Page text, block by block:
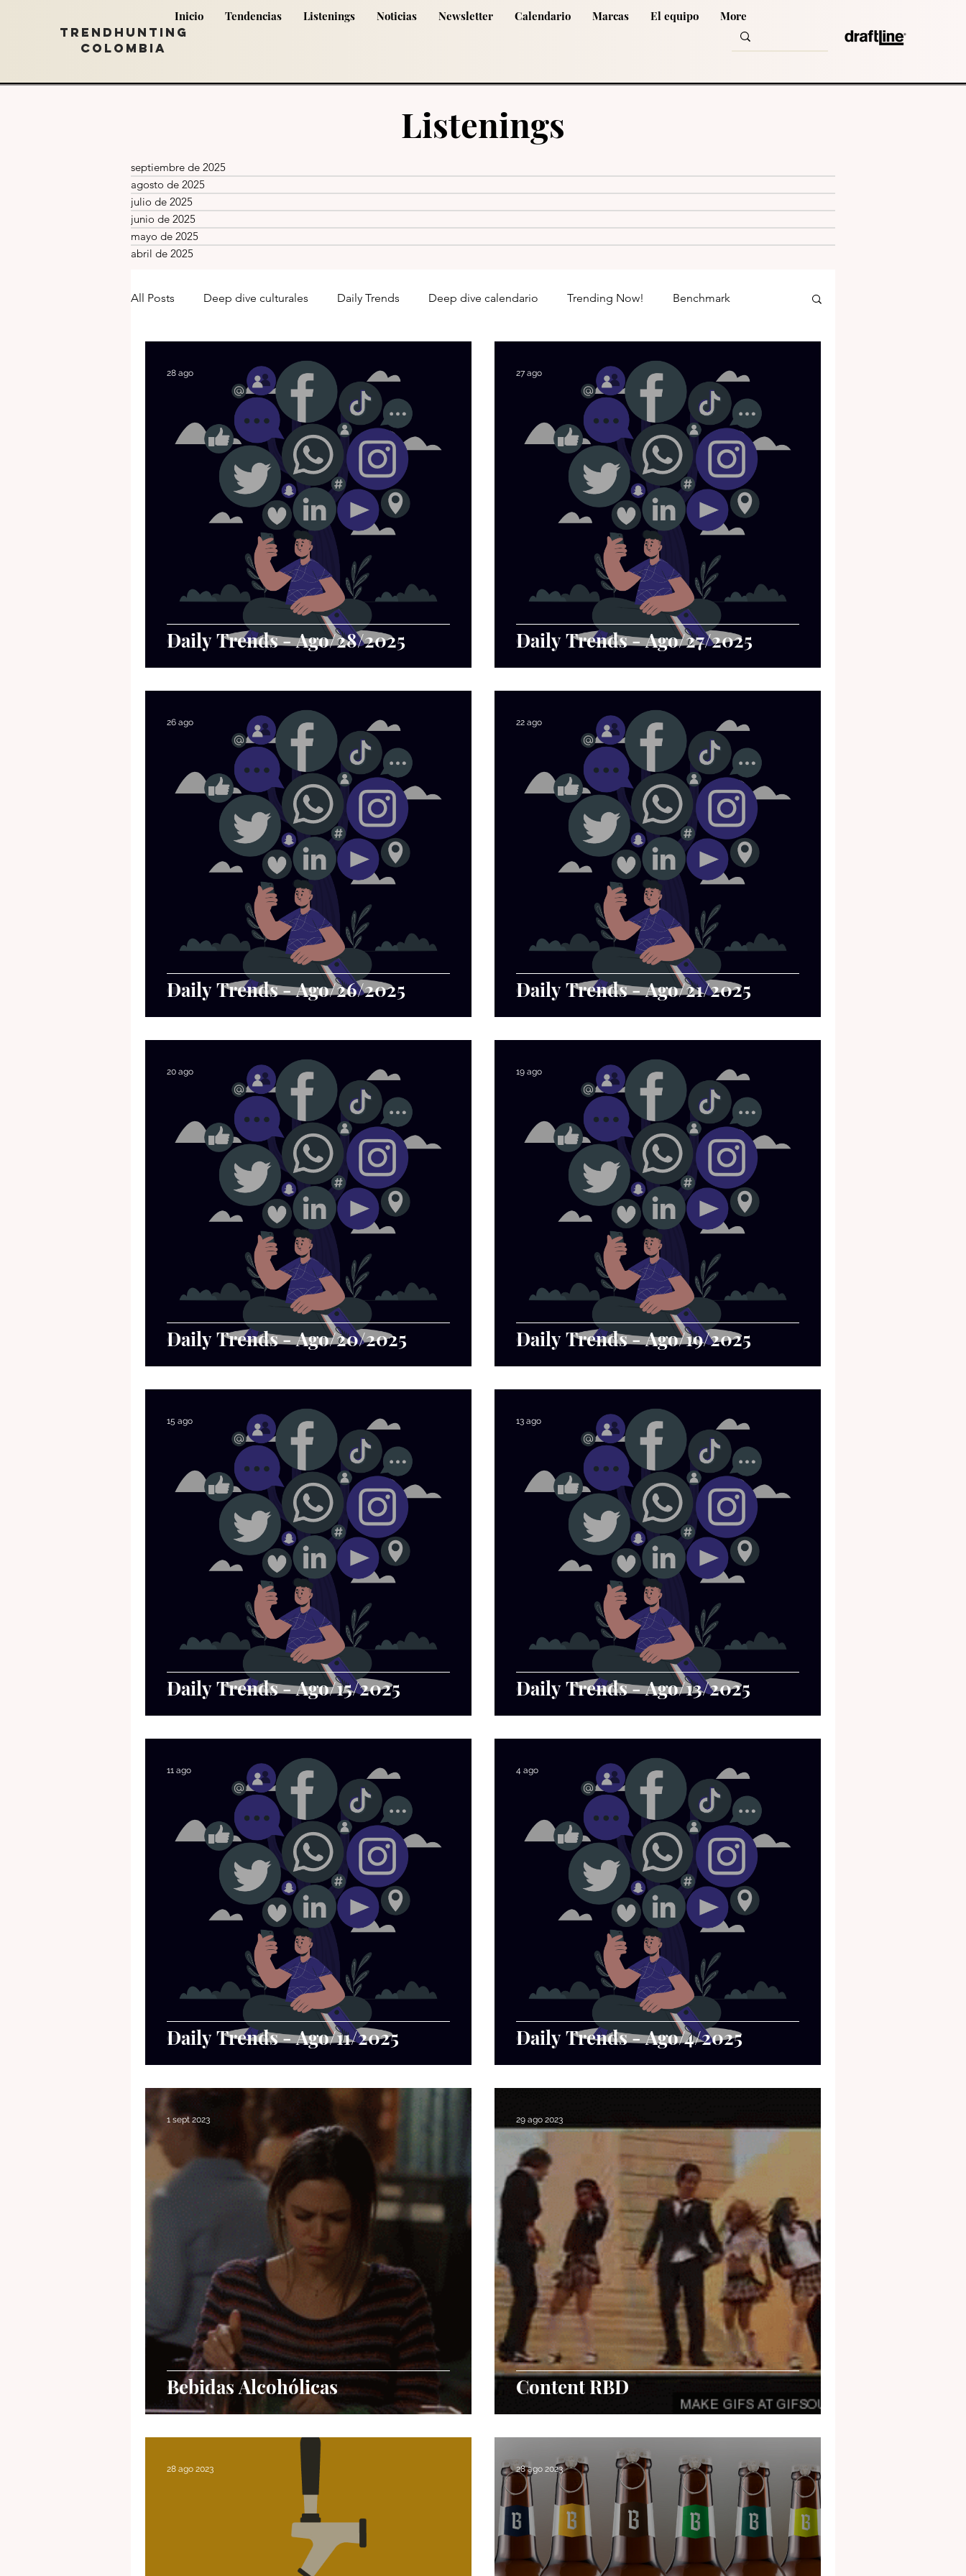
Inicio Tendencias Listenings Noticias Newsletter Calendario Marcas El equipo More
TRENDHUNTING
COLOMBIA
Listenings
septiembre de 2025
agosto de 2025
julio de 2025
junio de 2025
mayo de 2025
abril de 2025
All Posts Deep dive culturales Daily Trends Deep dive calendario Trending Now! Benchmark
Daily Trends - Ago/28/2025
28 ago
Daily Trends - Ago/27/2025
27 ago
Daily Trends - Ago/26/2025
26 ago
Daily Trends - Ago/21/2025
22 ago
Daily Trends - Ago/20/2025
20 ago
Daily Trends - Ago/19/2025
19 ago
Daily Trends - Ago/15/2025
15 ago
Daily Trends - Ago/13/2025
13 ago
Daily Trends - Ago/11/2025
11 ago
Daily Trends - Ago/4/2025
4 ago
Bebidas Alcohólicas
1 sept 2023
Content RBD
29 ago 2023
28 ago 2023 28 ago 2023